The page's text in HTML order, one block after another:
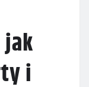
i